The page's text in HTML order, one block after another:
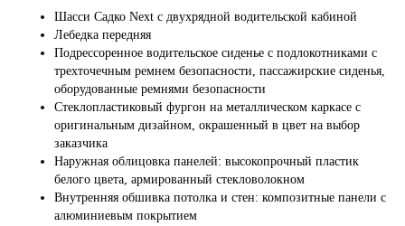
Шасси Садко Next с двухрядной водительской кабиной
Лебедка передняя
Подрессоренное водительское сиденье с подлокотниками с
трехточечным ремнем безопасности, пассажирские сиденья,
оборудованные ремнями безопасности
Стеклопластиковый фургон на металлическом каркасе с
оригинальным дизайном, окрашенный в цвет на выбор
заказчика
Наружная облицовка панелей: высокопрочный пластик
белого цвета, армированный стекловолокном
Внутренняя обшивка потолка и стен: композитные панели с
алюминиевым покрытием